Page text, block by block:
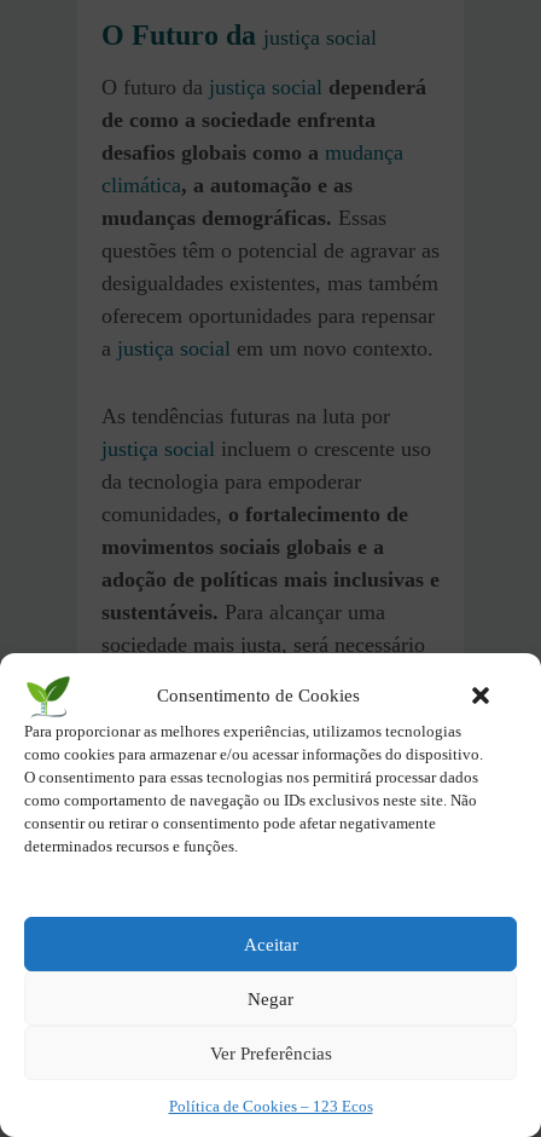
Consentimento de Cookies
Para proporcionar as melhores experiências, utilizamos tecnologias
como cookies para armazenar e/ou acessar informações do dispositivo.
O consentimento para essas tecnologias nos permitirá processar dados
como comportamento de navegação ou IDs exclusivos neste site. Não
consentir ou retirar o consentimento pode afetar negativamente
determinados recursos e funções.
Aceitar
Negar
Ver Preferências
Política de Cookies – 123 Ecos
O Futuro da justiça social
O futuro da justiça social dependerá
de como a sociedade enfrenta
desafios globais como a mudança
climática, a automação e as
mudanças demográficas. Essas
questões têm o potencial de agravar as
desigualdades existentes, mas também
oferecem oportunidades para repensar
a justiça social em um novo contexto.
As tendências futuras na luta por
justiça social incluem o crescente uso
da tecnologia para empoderar
comunidades, o fortalecimento de
movimentos sociais globais e a
adoção de políticas mais inclusivas e
sustentáveis. Para alcançar uma
sociedade mais justa, será necessário
Críticas e Desafios àjustiça
social
Apesar de seus objetivos nobres, a
podem ser paternalistas
outros criticam a viabilidade de